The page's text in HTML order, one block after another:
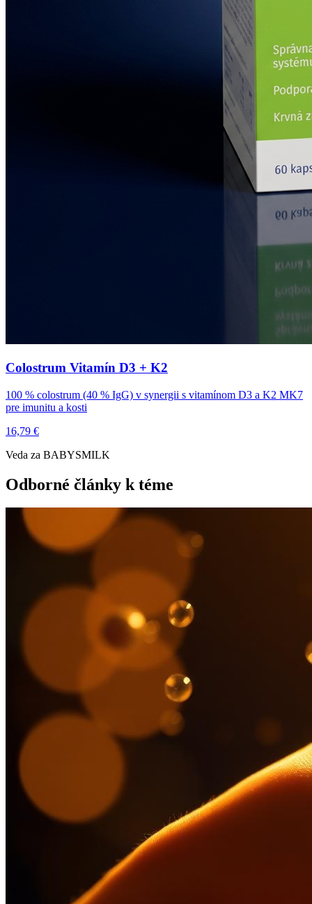
Colostrum Vitamín D3 + K2
100 % colostrum (40 % IgG) v synergii s vitamínom D3 a K2 MK7
pre imunitu a kosti
16,79 €
Veda za BABYSMILK
Odborné články k téme